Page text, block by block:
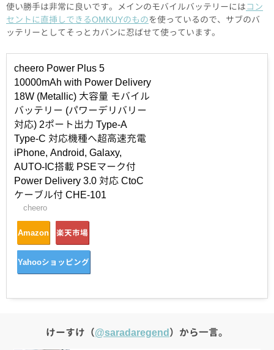
使い勝手は非常に良いです。メインのモバイルバッテリーにはコン
セントに直挿しできるOMKUYのものを使っているので、サブのバ
ッテリーとしてそっとカバンに忍ばせて使っています。
cheero Power Plus 5
10000mAh with Power Delivery
18W (Metallic) 大容量 モバイル
バッテリー (パワーデリバリー
対応) 2ポート出力 Type-A
Type-C 対応機種へ超高速充電
iPhone, Android, Galaxy,
AUTO-IC搭載 PSEマーク付
Power Delivery 3.0 対応 CtoC
ケーブル付 CHE-101
cheero
Amazon 楽天市場
Yahooショッピング
けーすけ（@saradaregend）から一言。